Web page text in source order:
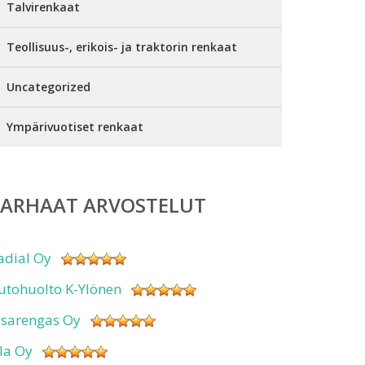
Talvirenkaat
Teollisuus-, erikois- ja traktorin renkaat
Uncategorized
Ympärivuotiset renkaat
ARVOSTELUT
Oy
K-Ylönen
Oy
Oy